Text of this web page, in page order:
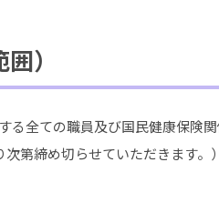
）
る全ての職員及び国民健康保険
第締め切らせていただきます。）​